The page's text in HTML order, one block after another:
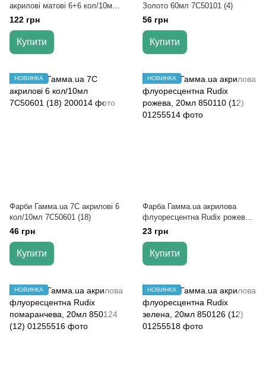
акрилові матові 6+6 кол/10мл
флуор. 400506 (12)
122 грн
Купити
Золото 60мл 7С50101 (4)
56 грн
Купити
НОВИНКА
Фарби Гамма.ua 7С акрилові 6
кол/10мл 7С50601 (18)
46 грн
Купити
НОВИНКА
Фарба Гамма.ua акрилова
флуоресцентна Rudix рожева,
20мл 850110 (12)
23 грн
Купити
НОВИНКА НОВИНКА